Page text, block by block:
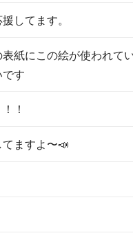
してます。
紙にこの絵が使われて
す
！
ますよ〜📣